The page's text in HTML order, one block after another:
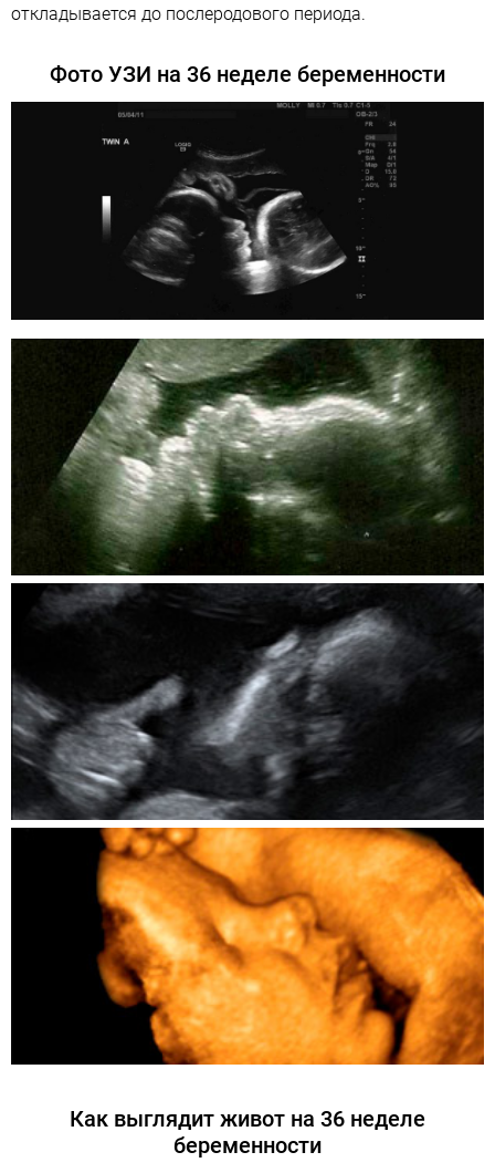
откладывается до послеродового периода.
Фото УЗИ на 36 неделе беременности
Как выглядит живот на 36 неделе
беременности